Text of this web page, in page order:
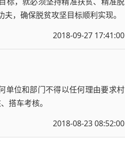
，确保脱贫攻坚目标顺利实现。
2018-09-27 17:41:00
单位和部门不得以任何理由要求村
搭车考核。
2018-08-23 08:52:00